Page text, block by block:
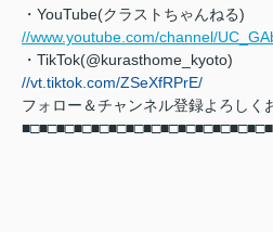
・YouTube(クラストちゃんねる)
//www.youtube.com/channel/
・TikTok(@kurasthome_kyoto)
//vt.tiktok.com/ZSeXfRPrE/
フォロー＆チャンネル登録よろしく